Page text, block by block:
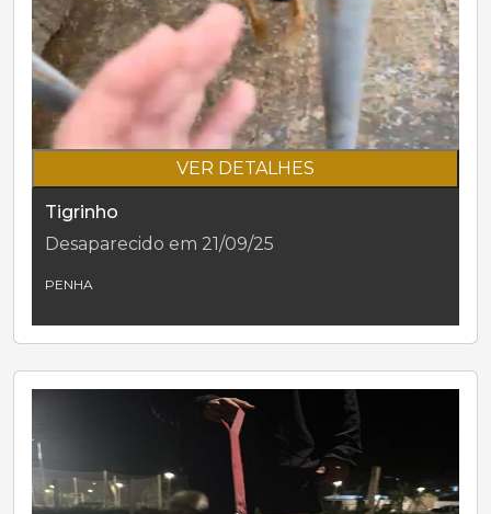
VER DETALHES
Tigrinho
Desaparecido em 21/09/25
PENHA